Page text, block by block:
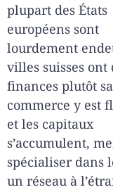
plupart des États
européens sont
lourdement
villes suisses ont
finances plutôt
commerce y est
et les capitaux
s’accumulent,
spécialiser dans
un réseau à